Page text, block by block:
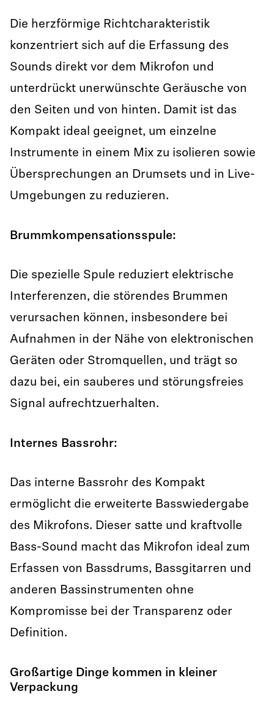
Die herzförmige Richtcharakteristik
konzentriert sich auf die Erfassung des
Sounds direkt vor dem Mikrofon und
unterdrückt unerwünschte Geräusche von
den Seiten und von hinten. Damit ist das
Kompakt ideal geeignet, um einzelne
Instrumente in einem Mix zu isolieren sowie
Übersprechungen an Drumsets und in Live-
Umgebungen zu reduzieren.
Brummkompensationsspule:
Die spezielle Spule reduziert elektrische
Interferenzen, die störendes Brummen
verursachen können, insbesondere bei
Aufnahmen in der Nähe von elektronischen
Geräten oder Stromquellen, und trägt so
dazu bei, ein sauberes und störungsfreies
Signal aufrechtzuerhalten.
Internes Bassrohr:
Das interne Bassrohr des Kompakt
ermöglicht die erweiterte Basswiedergabe
des Mikrofons. Dieser satte und kraftvolle
Bass-Sound macht das Mikrofon ideal zum
Erfassen von Bassdrums, Bassgitarren und
anderen Bassinstrumenten ohne
Kompromisse bei der Transparenz oder
Definition.
Großartige Dinge kommen in kleiner
Verpackung